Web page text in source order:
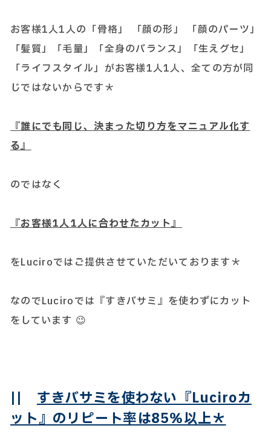
お客様1人1人の「骨格」 「顔の形」 「顔のパーツ」
「髪質」「毛量」「全身のバランス」「生えグセ」
「ライフスタイル」がお客様1人1人、全ての方が同
じではないからです＊
『誰にでも同じ、決まった切り方をマニュアル化す
る』
のではなく
『お客様1人1人に合わせたカット』
をLuciroではご提供させていただいております＊
なのでLuciroでは『すきバサミ』を使わずにカット
をしています 😉
||すきバサミを使わない『Luciroカ
ット』のリピート率は85％以上＊